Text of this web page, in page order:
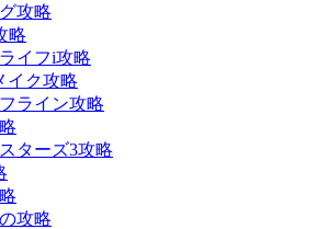
攻略
略
イフi攻略
イク攻略
ライン攻略
ターズ3攻略
攻略